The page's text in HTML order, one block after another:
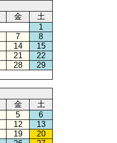
金
土
1
7
8
14
15
21
22
28
29
金
土
5
6
12
13
19
20